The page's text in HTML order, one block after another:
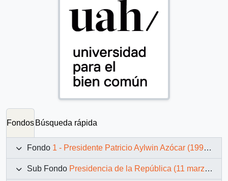
Fondos Búsqueda rápida
Fondo 1 - Presidente Patricio Aylwin Azócar (1990-1994)
Sub Fondo Presidencia de la República (11 marzo 1990 – 11 marzo 1994)